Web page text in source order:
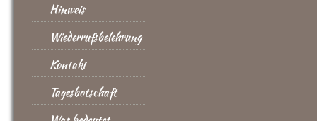
Hinweis
Wiederrufsbelehrung
Kontakt
Tagesbotschaft